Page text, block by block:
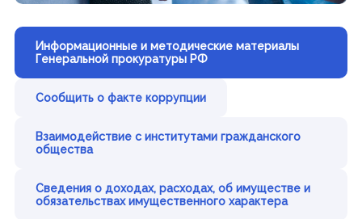
СМИ о нас
СМИ, учрежденные Государственным Собранием РМ
Аккредитация СМИ при Государственном Собрании РМ
Контакты пресс-службы
Выступления Председателя Госсударственного
Собрания Республики Мордовия
Законодательная деятельность
Итоги деятельности Государственного Собрания
Повестки сессий
План законопроектной работы
Информационные и методические материалы
Генеральной прокуратуры РФ
Сообщить о факте коррупции
Взаимодействие с институтами гражданского
общества
Сведения о доходах, расходах, об имуществе и
обязательствах имущественного характера